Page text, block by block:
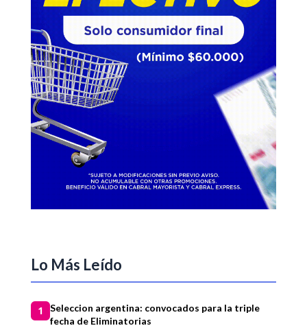
Lo Más Leído
1
Seleccion argentina: convocados para la triple
fecha de Eliminatorias